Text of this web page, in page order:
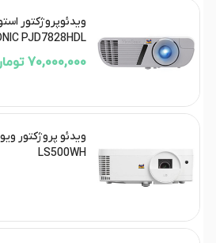
ویدئوپروژکتور
PJD7828HDL
70,000,000 تومان
LS500WH